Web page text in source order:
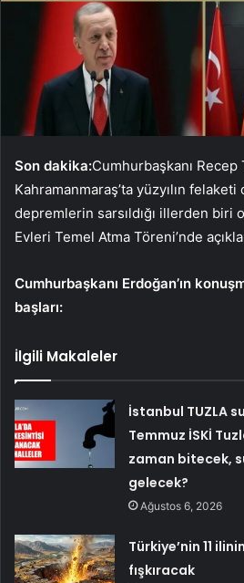
Son dakika:Cumhurbaşkanı Recep
Kahramanmaraş’ta yüzyılın
depremlerin sarsıldığı illerden biri
Evleri Temel Atma Töreni’nde
Cumhurbaşkanı Erdoğan’ın
başları:
İlgili Makaleler
İstanbul TUZLA
Temmuz İSKİ
zaman bitecek,
gelecek?
Ağustos 6, 2026
Türkiye’nin 11
fışkıracak